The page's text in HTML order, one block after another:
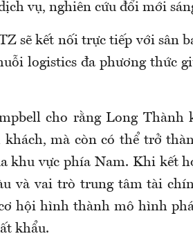
vụ, nghiên cứu đổi mới
sẽ kết nối trực tiếp với sân
logistics đa phương thức
cho rằng Long Thành
khách, mà còn có thể trở
khu vực phía Nam. Khi kết
và vai trò trung tâm tài
hội hình thành mô hình
khẩu.